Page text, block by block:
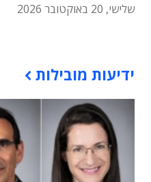
שלישי, 20 באוקטובר 2026
ידיעות מובילות